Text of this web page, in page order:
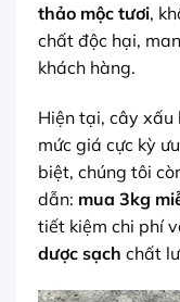
thảo mộc tươi,
chất độc hại,
khách hàng.
Hiện tại, cây xấu
mức giá cực kỳ
biệt, chúng tôi
dẫn: mua 3kg
tiết kiệm chi phí
dược sạch chất